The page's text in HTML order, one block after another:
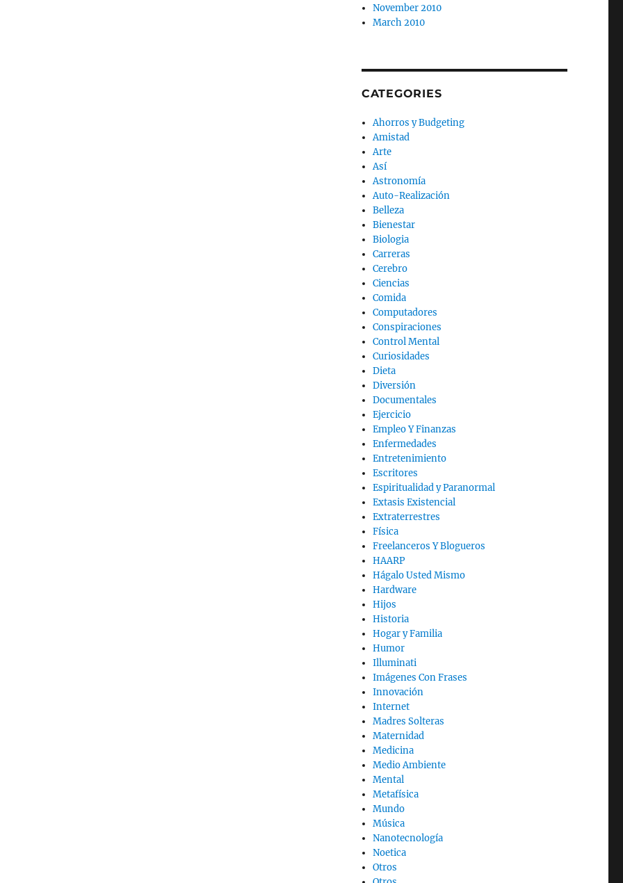
November 2010
March 2010
CATEGORIES
Ahorros y Budgeting
Amistad
Arte
Así
Astronomía
Auto-Realización
Belleza
Bienestar
Biologia
Carreras
Cerebro
Ciencias
Comida
Computadores
Conspiraciones
Control Mental
Curiosidades
Dieta
Diversión
Documentales
Ejercicio
Empleo Y Finanzas
Enfermedades
Entretenimiento
Escritores
Espiritualidad y Paranormal
Extasis Existencial
Extraterrestres
Física
Freelanceros Y Blogueros
HAARP
Hágalo Usted Mismo
Hardware
Hijos
Historia
Hogar y Familia
Humor
Illuminati
Imágenes Con Frases
Innovación
Internet
Madres Solteras
Maternidad
Medicina
Medio Ambiente
Mental
Metafísica
Mundo
Música
Nanotecnología
Noetica
Otros